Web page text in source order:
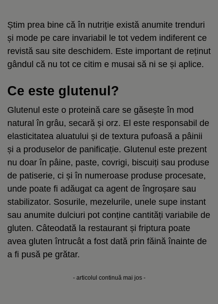
Știm prea bine că în nutriție există anumite trenduri
și mode pe care invariabil le tot vedem indiferent ce
revistă sau site deschidem. Este important de reținut
gândul că nu tot ce citim e musai să ni se și aplice.
Ce este glutenul?
Glutenul este o proteină care se găsește în mod
natural în grâu, secară și orz. El este responsabil de
elasticitatea aluatului și de textura pufoasă a pâinii
și a produselor de panificație. Glutenul este prezent
nu doar în pâine, paste, covrigi, biscuiți sau produse
de patiserie, ci și în numeroase produse procesate,
unde poate fi adăugat ca agent de îngroșare sau
stabilizator. Sosurile, mezelurile, unele supe instant
sau anumite dulciuri pot conține cantități variabile de
gluten. Câteodată la restaurant și friptura poate
avea gluten întrucât a fost dată prin făină înainte de
a fi pusă pe grătar.
- articolul continuă mai jos -